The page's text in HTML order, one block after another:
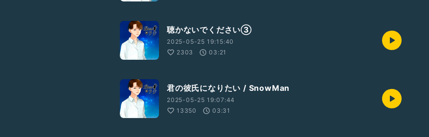
聴かないでください③
2025-05-25 19:15:40
2303
03:21
君の彼氏になりたい / SnowMan
2025-05-25 19:07:44
13350
03:31